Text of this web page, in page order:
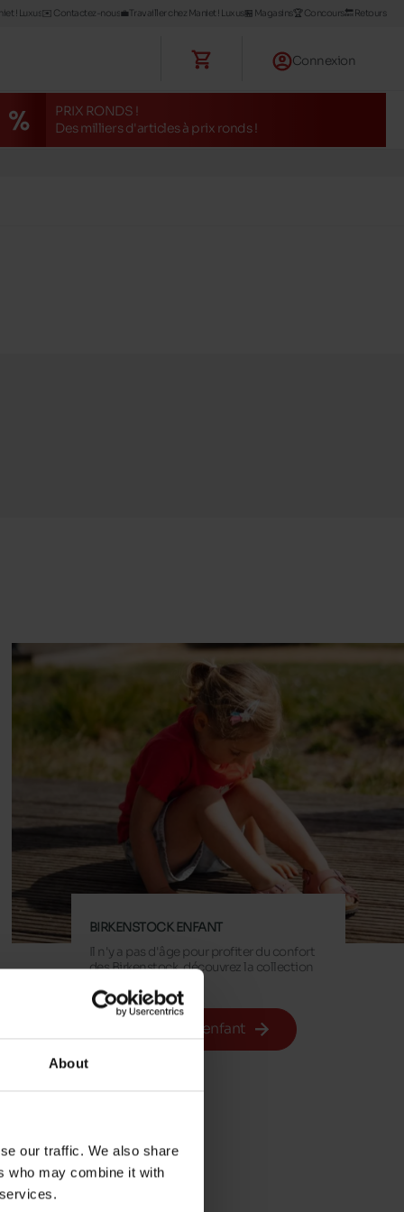
About
our traffic. We also share
who may combine it with
! Luxus✉️ Contactez-nous💼Travailler chez Maniet ! Luxus🏪 Magasins🏆 Concours🔙 Retours
Connexion
PRIX RONDS !
Des milliers d'articles à prix ronds !
BIRKENSTOCK ENFANT
Il n'y a pas d'âge pour profiter du confort
des Birkenstock, découvrez la collection
Birkenstock enfant